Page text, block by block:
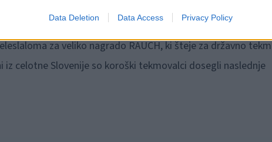
Data Deletion Data Access Privacy Policy
V VELESLALOMU (U-12)
za veliko nagrado RAUCH, ki šteje za državno
iz celotne Slovenije so koroški tekmovalci dosegli naslednje